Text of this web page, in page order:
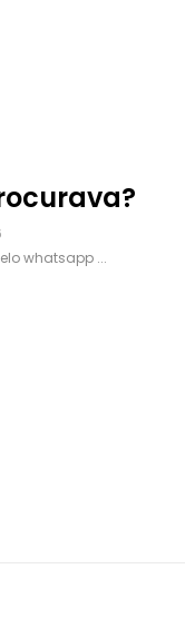
whatsapp ...